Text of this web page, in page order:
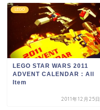
LEGO
LEGO STAR WARS 2011
ADVENT CALENDAR : All
Item
2011年12月25日